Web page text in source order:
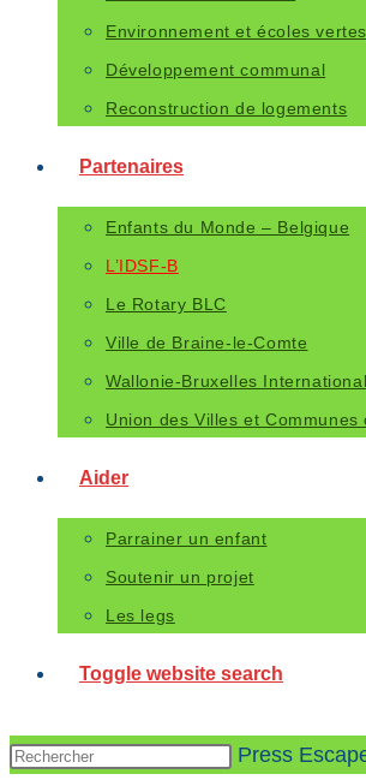
Environnement et écoles vertes
Développement communal
Reconstruction de logements
Partenaires
Enfants du Monde – Belgique
L’IDSF-B
Le Rotary BLC
Ville de Braine-le-Comte
Wallonie-Bruxelles
Union des Villes et Communes
Aider
Parrainer un enfant
Soutenir un projet
Les legs
Toggle website search
Press